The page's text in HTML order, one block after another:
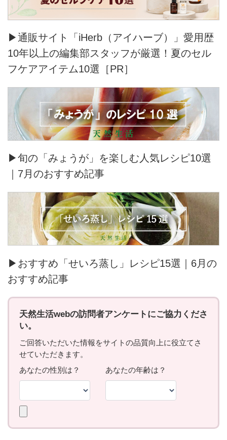
▶通販サイト「iHerb（アイハーブ）」愛用歴
10年以上の編集部スタッフが厳選！夏のセル
フケアアイテム10選［PR］
▶旬の「みょうが」を楽しむ人気レシピ10選
｜7月のおすすめ記事
▶おすすめ「せいろ蒸し」レシピ15選｜6月の
おすすめ記事